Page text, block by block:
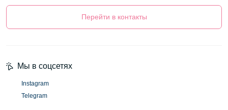
Перейти в контакты
Мы в соцсетях
Instagram
Telegram